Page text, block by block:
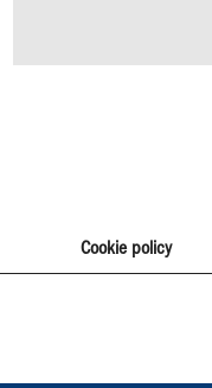
Cookie policy